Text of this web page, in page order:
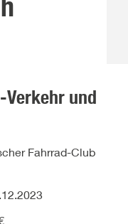
und
Fahrrad-Club